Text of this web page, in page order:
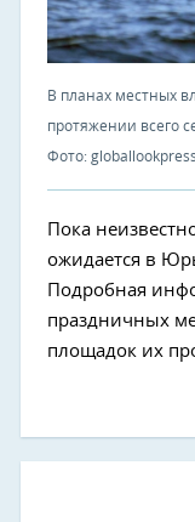
В планах местных
протяжении всего
Фото:
Пока
ожидается в
Подробная
праздничных
площадок их